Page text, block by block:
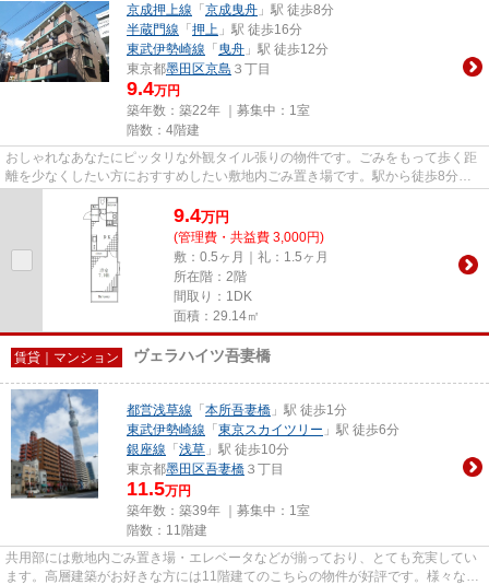
京成押上線 「 京成曳舟 」駅 徒歩8分
半蔵門線 「 押上 」駅 徒歩16分
東武伊勢崎線 「 曳舟 」駅 徒歩12分
東京都墨田区京島 ３丁目
9.4万円
築年数：築22年 ｜募集中： 1室
階数：4階建
おしゃれなあなたにピッタリな外観タイル張りの物件です。ごみをもって歩く距
離を少なくしたい方におすすめしたい敷地内ごみ置き場です。駅から徒歩8分に
ある物件なので、電車利用が多...
9.4万円
(管理費・共益費 3,000円)
敷：0.5ヶ月｜礼：1.5ヶ月
所在階：2階
間取り：1DK
面積：29.14㎡
賃貸｜マンション ヴェラハイツ吾妻橋
都営浅草線 「 本所吾妻橋 」駅 徒歩1分
東武伊勢崎線 「 東京スカイツリー 」駅 徒歩6分
銀座線 「 浅草 」駅 徒歩10分
東京都墨田区吾妻橋 ３丁目
11.5万円
築年数：築39年 ｜募集中： 1室
階数：11階建
共用部には敷地内ごみ置き場・エレベータなどが揃っており、とても充実してい
ます。高層建築がお好きな方には11階建てのこちらの物件が好評です。様々な場